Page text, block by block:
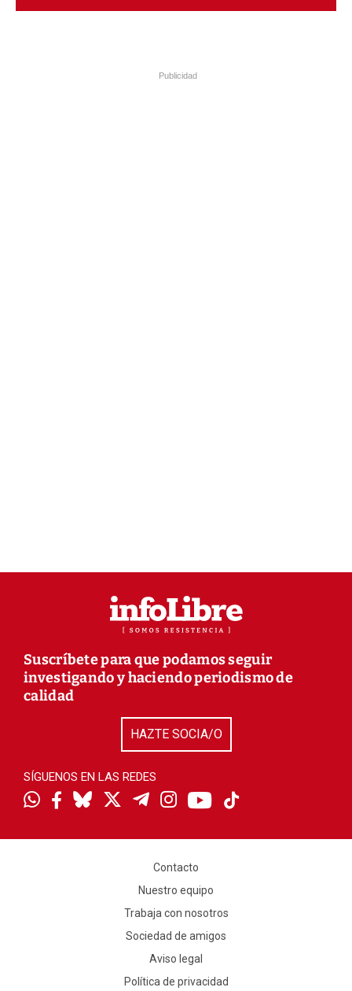
Publicidad
Suscríbete para que podamos seguir
investigando y haciendo periodismo de
calidad
HAZTE SOCIA/O
SÍGUENOS EN LAS REDES
Contacto
Nuestro equipo
Trabaja con nosotros
Sociedad de amigos
Aviso legal
Política de privacidad